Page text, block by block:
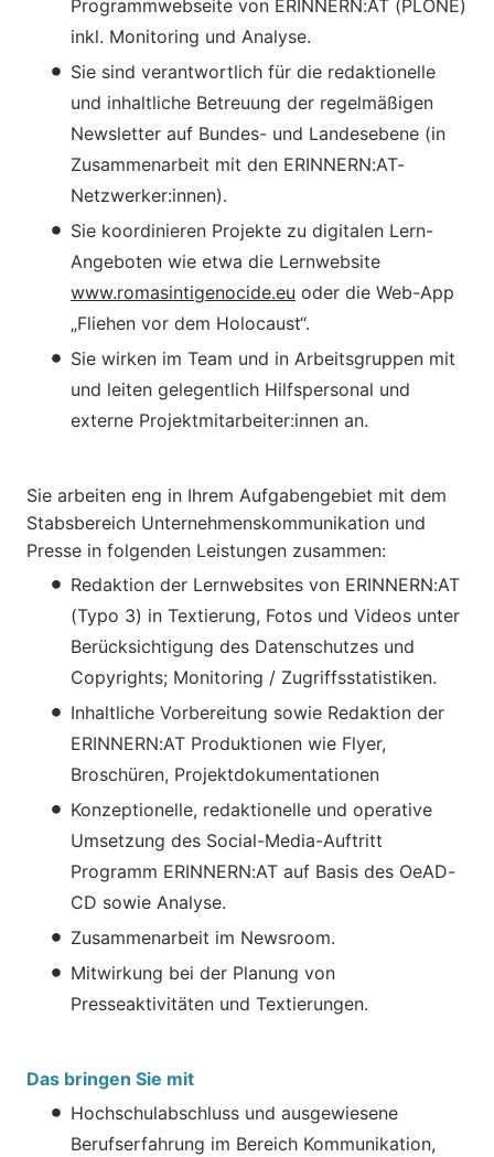
Programmwebseite von ERINNERN:AT (PLONE)
inkl. Monitoring und Analyse.
Sie sind verantwortlich für die redaktionelle
und inhaltliche Betreuung der regelmäßigen
Newsletter auf Bundes- und Landesebene (in
Zusammenarbeit mit den ERINNERN:AT-
Netzwerker:innen).
Sie koordinieren Projekte zu digitalen Lern-
Angeboten wie etwa die Lernwebsite
www.romasintigenocide.eu oder die Web-App
„Fliehen vor dem Holocaust“.
Sie wirken im Team und in Arbeitsgruppen mit
und leiten gelegentlich Hilfspersonal und
externe Projektmitarbeiter:innen an.
Sie arbeiten eng in Ihrem Aufgabengebiet mit dem
Stabsbereich Unternehmenskommunikation und
Presse in folgenden Leistungen zusammen:
Redaktion der Lernwebsites von ERINNERN:AT
(Typo 3) in Textierung, Fotos und Videos unter
Berücksichtigung des Datenschutzes und
Copyrights; Monitoring / Zugriffsstatistiken.
Inhaltliche Vorbereitung sowie Redaktion der
ERINNERN:AT Produktionen wie Flyer,
Broschüren, Projektdokumentationen
Konzeptionelle, redaktionelle und operative
Umsetzung des Social-Media-Auftritt
Programm ERINNERN:AT auf Basis des OeAD-
CD sowie Analyse.
Zusammenarbeit im Newsroom.
Mitwirkung bei der Planung von
Presseaktivitäten und Textierungen.
Das bringen Sie mit
Hochschulabschluss und ausgewiesene
Berufserfahrung im Bereich Kommunikation,